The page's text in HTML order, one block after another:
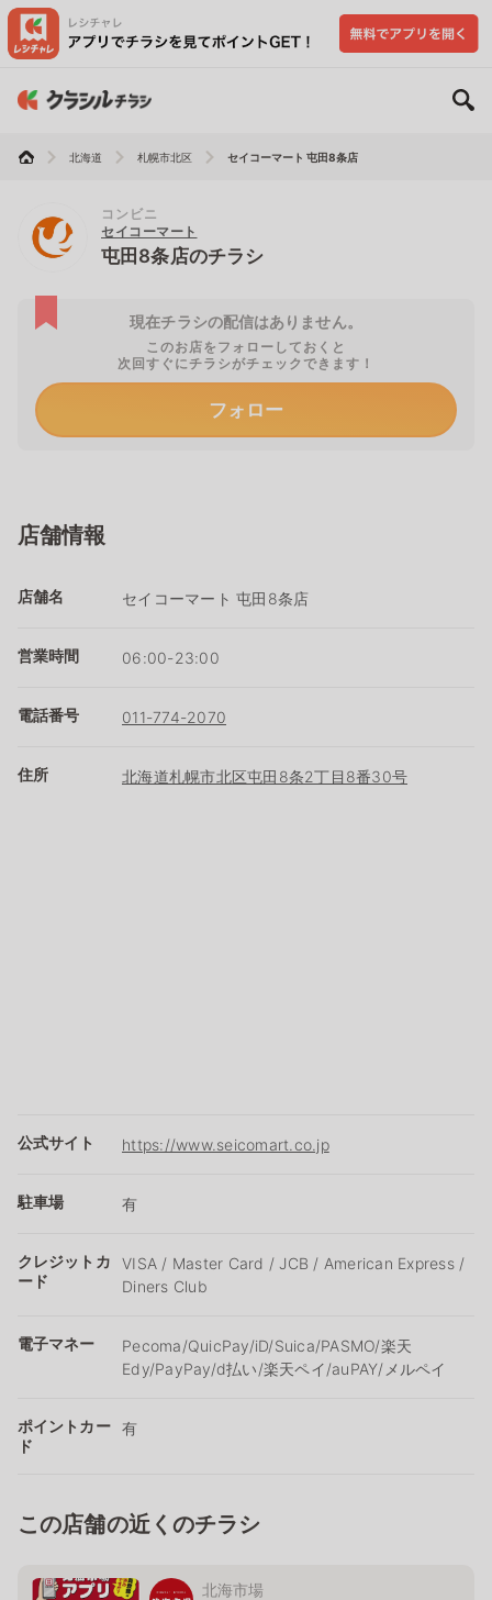
北海道 札幌市北区 セイコーマート 屯田8条店
コンビニ
セイコーマート
屯田8条店のチラシ
現在チラシの配信はありません。
このお店をフォローしておくと
次回すぐにチラシがチェックできます！
フォロー
店舗情報
店舗名 セイコーマート 屯田8条店
営業時間 06:00-23:00
電話番号 011-774-2070
住所 北海道札幌市北区屯田8条2丁目8番30号
公式サイト https://www.seicomart.co.jp
駐車場 有
クレジットカ
ード
VISA / Master Card / JCB / American Express /
Diners Club
電子マネー
Pecoma/QuicPay/iD/Suica/PASMO/楽天
Edy/PayPay/d払い/楽天ペイ/auPAY/メルペイ
ポイントカー
ド
有
この店舗の近くのチラシ
北海市場